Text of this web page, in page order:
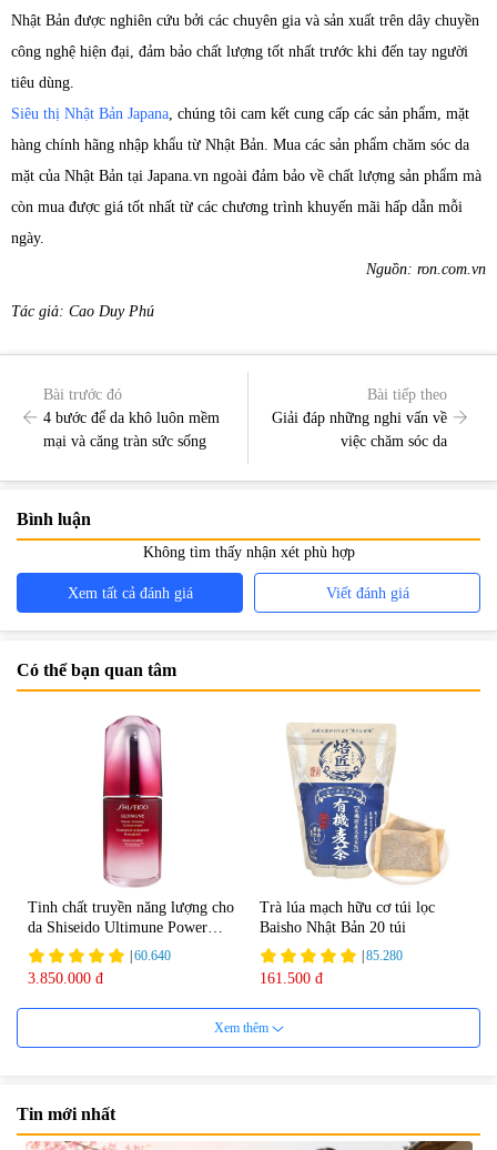
Nhật Bản được nghiên cứu bởi các chuyên gia và sản xuất trên dây chuyền
công nghệ hiện đại, đảm bảo chất lượng tốt nhất trước khi đến tay người
tiêu dùng.
Siêu thị Nhật Bản Japana, chúng tôi cam kết cung cấp các sản phẩm, mặt
hàng chính hãng nhập khẩu từ Nhật Bản. Mua các sản phẩm chăm sóc da
mặt của Nhật Bản tại Japana.vn ngoài đảm bảo về chất lượng sản phẩm mà
còn mua được giá tốt nhất từ các chương trình khuyến mãi hấp dẫn mỗi
ngày.
Nguồn: ron.com.vn
Tác giả: Cao Duy Phú
Bài trước đó
4 bước để da khô luôn mềm
mại và căng tràn sức sống
Bài tiếp theo
Giải đáp những nghi vấn về
việc chăm sóc da
Bình luận
Không tìm thấy nhận xét phù hợp
Xem tất cả đánh giá Viết đánh giá
Có thể bạn quan tâm
Tinh chất truyền năng lượng cho
da Shiseido Ultimune Power
75ml
60.640
3.850.000 đ
Trà lúa mạch hữu cơ túi lọc
Baisho Nhật Bản 20 túi
85.280
161.500 đ
Xem thêm
Tin mới nhất